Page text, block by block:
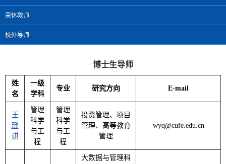
荣休教师
校外导师
博士生导师
姓
名
一级
学科
专业 研究方向 E-mail
王
瑶
琪
管理
科学
与工
程
管理
科学
与工
程
投资管理、项目
管理、高等教育
管理
wyq@cufe.edu.cn
大数据与管理科